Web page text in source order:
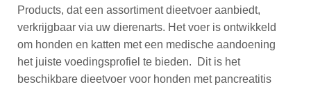
Products, dat een assortiment dieetvoer aanbiedt,
verkrijgbaar via uw dierenarts. Het voer is ontwikkeld
om honden en katten met een medische aandoening
het juiste voedingsprofiel te bieden. Dit is het
beschikbare dieetvoer voor honden met pancreatitis